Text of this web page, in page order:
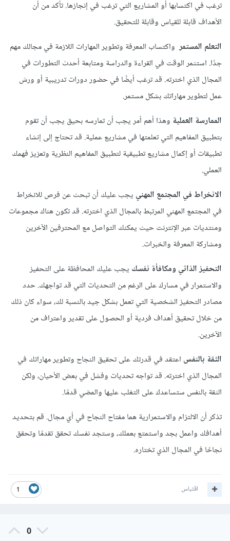
ترغب في اكتسابها أو المشاريع التي ترغب في إنجازها. تأكد من أن
الأهداف قابلة للقياس وقابلة للتحقيق.
التعلم المستمرواكتساب المعرفة وتطوير المهارات اللازمة في مجالك مهم
جدًا. استثمر الوقت في القراءة والدراسة ومتابعة أحدث التطورات في
المجال الذي اخترته. قد ترغب أيضًا في حضور دورات تدريبية أو ورش
عمل لتطوير مهاراتك بشكل مستمر.
الممارسة العمليةوهذا أهم أمر يجب أن تمارسه بحيق يجب أن تقوم
بتطبيق المفاهيم التي تعلمتها في مشاريع عملية. قد تحتاج إلى إنشاء
تطبيقات أو إكمال مشاريع تطبيقية لتطبيق المفاهيم النظرية وتعزيز فهمك
العملي.
الانخراط في المجتمع المهنييجب عليك أن تبحث عن فرص للانخراط
في المجتمع المهني المرتبط بالمجال الذي اخترته. قد تكون هناك مجموعات
ومنتديات عبر الإنترنت حيث يمكنك التواصل مع المحترفين الآخرين
ومشاركة المعرفة والخبرات.
التحفيز الذاتي ومكافأة نفسكيجب عليك المحافظة على التحفيز
والاستمرار في مسارك على الرغم من التحديات التي قد تواجهك. حدد
مصادر التحفيز الشخصية التي تعمل بشكل جيد بالنسبة لك، سواء كان ذلك
من خلال تحقيق أهداف فردية أو الحصول على تقدير واعتراف من
الآخرين.
الثقة بالنفساعتقد في قدرتك على تحقيق النجاح وتطوير مهاراتك في
المجال الذي اخترته. قد تواجه تحديات وفشل في بعض الأحيان، ولكن
الثقة بالنفس ستساعدك على التغلب عليها والمضي قدمًا.
تذكر أن الالتزام والاستمرارية هما مفتاح النجاح في أي مجال. قم بتحديد
أهدافك واعمل بجد واستمتع بعملك، وستجد نفسك تحقق تقدمًا وتحقق
نجاحًا في المجال الذي تختاره.
1 اقتباس
0